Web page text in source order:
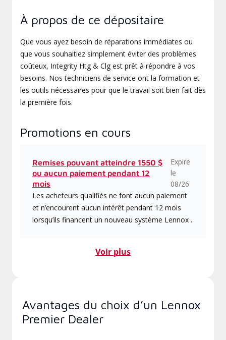
À propos de ce dépositaire
Que vous ayez besoin de réparations immédiates ou
que vous souhaitiez simplement éviter des problèmes
coûteux, Integrity Htg & Clg est prêt à répondre à vos
besoins. Nos techniciens de service ont la formation et
les outils nécessaires pour que le travail soit bien fait dès
la première fois.
Promotions en cours
Remises pouvant atteindre 1550 $
ou aucun paiement pendant 12
mois
Expire
le
08/26
Les acheteurs qualifiés ne font aucun paiement
et n’encourent aucun intérêt pendant 12 mois
lorsqu’ils financent un nouveau système Lennox .
Voir plus
Avantages du choix d’un Lennox
Premier Dealer